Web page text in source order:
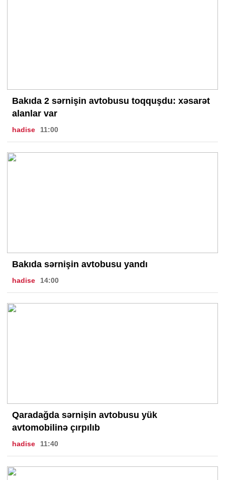
Bakıda 2 sərnişin avtobusu toqquşdu: xəsarət
alanlar var
hadise 11:00
Bakıda sərnişin avtobusu yandı
hadise 14:00
Qaradağda sərnişin avtobusu yük
avtomobilinə çırpılıb
hadise 11:40